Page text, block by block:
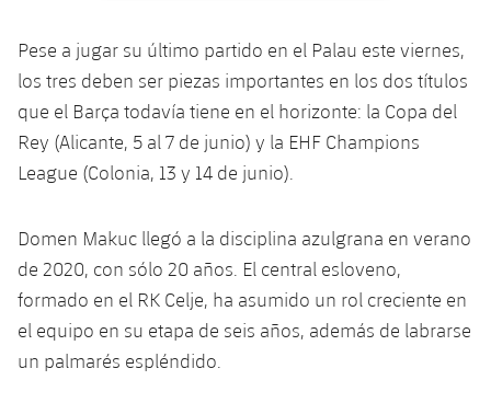
Estadi Johan Cruyff
Barça Cafe
Ciutat Esportiva
plusicon
más
Servicios
Servicios Médicos
Accesibilidad
Acreditaciones
Instalaciones
Pese a jugar su último partido en el Palau este viernes,
los tres deben ser piezas importantes en los dos títulos
que el Barça todavía tiene en el horizonte: la Copa del
Rey (Alicante, 5 al 7 de junio) y la EHF Champions
League (Colonia, 13 y 14 de junio).
Domen Makuc llegó a la disciplina azulgrana en verano
de 2020, con sólo 20 años. El central esloveno,
formado en el RK Celje, ha asumido un rol creciente en
el equipo en su etapa de seis años, además de labrarse
un palmarés espléndido.